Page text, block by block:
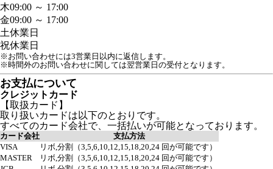
木09:00 ～ 17:00
金09:00 ～ 17:00
土休業日
祝休業日
※お問い合わせには3営業日以内に返信します。
※時間外のお問い合わせに関しては翌営業日の受付となります。
お支払について
クレジットカード
【取扱カード】
取り扱いカードは以下のとおりです。
すべてのカード会社で、一括払いが可能となっております。
カード会社
支払方法
VISA
リボ,分割（3,5,6,10,12,15,18,20,24 回が可能です）
MASTER
リボ,分割（3,5,6,10,12,15,18,20,24 回が可能です）